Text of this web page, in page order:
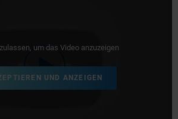
um das Video anzuzeigen
UND ANZEIGEN